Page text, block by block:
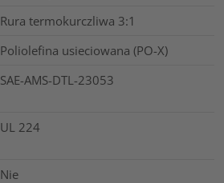
Rura termokurczliwa 3:1
Poliolefina usieciowana (PO-X)
SAE-AMS-DTL-23053
UL 224
Nie